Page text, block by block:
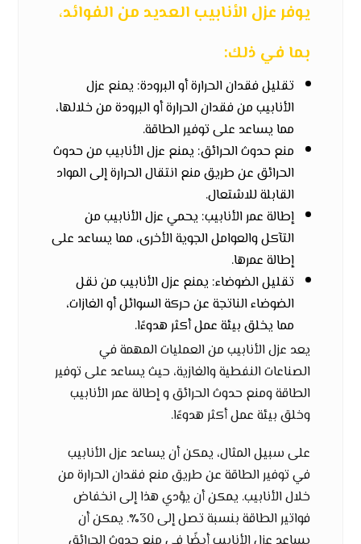
يوفر عزل الأنابيب العديد من الفوائد،
بما في ذلك:
تقليل فقدان الحرارة أو البرودة: يمنع عزل
الأنابيب من فقدان الحرارة أو البرودة من خلالها،
مما يساعد على توفير الطاقة.
منع حدوث الحرائق: يمنع عزل الأنابيب من حدوث
الحرائق عن طريق منع انتقال الحرارة إلى المواد
القابلة للاشتعال.
إطالة عمر الأنابيب: يحمي عزل الأنابيب من
التآكل والعوامل الجوية الأخرى، مما يساعد على
إطالة عمرها.
تقليل الضوضاء: يمنع عزل الأنابيب من نقل
الضوضاء الناتجة عن حركة السوائل أو الغازات،
مما يخلق بيئة عمل أكثر هدوءًا.
يعد عزل الأنابيب من العمليات المهمة في
الصناعات النفطية والغازية، حيث يساعد على توفير
الطاقة ومنع حدوث الحرائق و إطالة عمر الأنابيب
وخلق بيئة عمل أكثر هدوءًا.
على سبيل المثال، يمكن أن يساعد عزل الأنابيب
في توفير الطاقة عن طريق منع فقدان الحرارة من
خلال الأنابيب. يمكن أن يؤدي هذا إلى انخفاض
فواتير الطاقة بنسبة تصل إلى 30٪. يمكن أن